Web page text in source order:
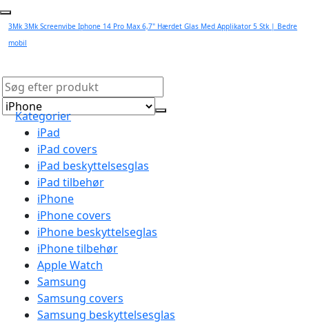
3Mk 3Mk Screenvibe Iphone 14 Pro Max 6,7" Hærdet Glas Med Applikator 5 Stk | Bedre
mobil
Kategorier
iPad
iPad covers
iPad beskyttelsesglas
iPad tilbehør
iPhone
iPhone covers
iPhone beskyttelseglas
iPhone tilbehør
Apple Watch
Samsung
Samsung covers
Samsung beskyttelsesglas